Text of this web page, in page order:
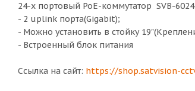
24-х портовый PoE-коммутатор SVB-
- 2 uplink порта(Gigabit);
- Можно установить в стойку
- Встроенный блок питания
Ссылка на сайт: https://shop.satvision-